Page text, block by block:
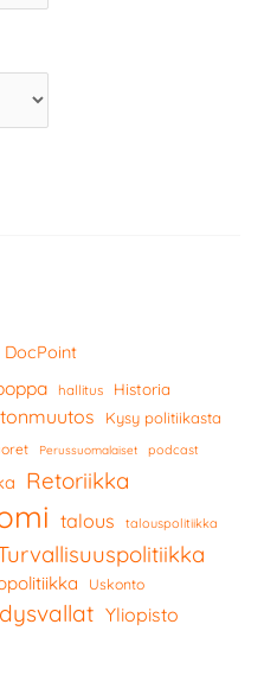
DocPoint
hallitus Historia
Kysy politiikasta
Perussuomalaiset podcast
Retoriikka
talous talouspolitiikka
Uskonto
Yliopisto